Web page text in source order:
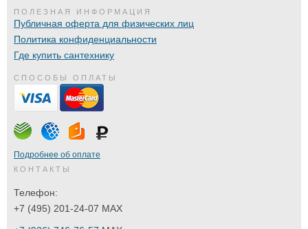
ПОЛЕЗНАЯ ИНФОРМАЦИЯ
Публичная оферта для физических лиц
Политика конфиденциальности
Где купить сантехнику
СПОСОБЫ ОПЛАТЫ
Подробнее об оплате
КОНТАКТЫ
Телефон:
+7 (495) 201-24-07 MAX